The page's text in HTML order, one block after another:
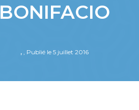
BONIFACIO
, , Publié le 5 juillet 2016